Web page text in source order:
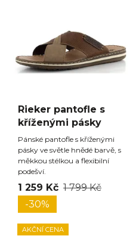
Rieker pantofle s
kříženými pásky
Pánské pantofle s kříženými
pásky ve světle hnědé barvě, s
měkkou stélkou a flexibilní
podešví.
1 259 Kč 1 799 Kč
-30%
AKČNÍ CENA